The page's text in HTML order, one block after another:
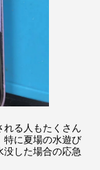
れる人もたくさん
特に夏場の水遊び
した場合の応急